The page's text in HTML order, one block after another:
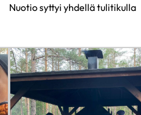
Nuotio syttyi yhdellä tulitikulla